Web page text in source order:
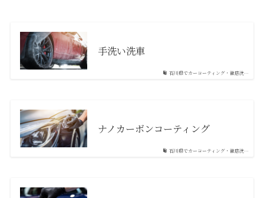
石川県でカーコーティング・徹底洗…
手洗い洗車
石川県でカーコーティング・徹底洗…
ナノカーボンコーティング